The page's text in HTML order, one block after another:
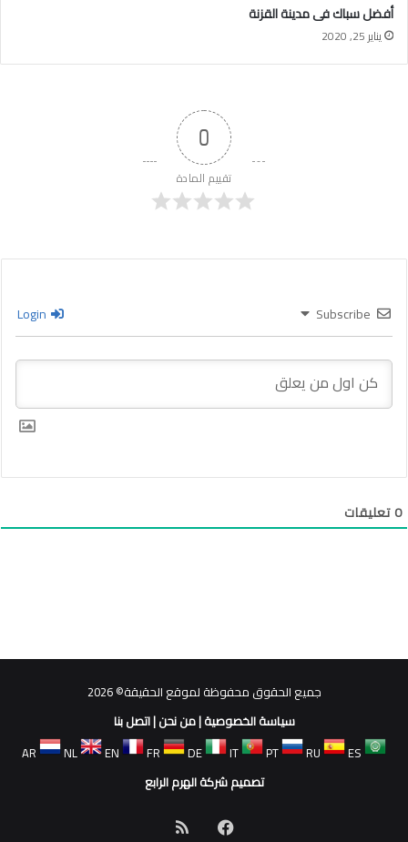
أفضل سباك فى مدينة القزنة
يناير 25, 2020
0
تقييم المادة
Subscribe
0تعليقات
جميع الحقوق محفوظة لموقع الحقيقة© 2026
سياسة الخصوصية|من نحن|اتصل بنا
AR
NL EN FR DE IT PT RU
ES
تصميم شركة الهرم الرابع
فيسبوكملخص